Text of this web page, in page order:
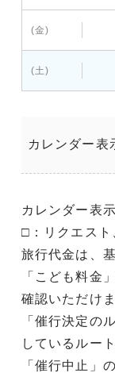
(金)
(土)
カレンダー表
カレンダー表
□：リクエスト
旅行代金は、
「こども料金
確認いただけま
「催行決定の
しているルー
「催行中止」